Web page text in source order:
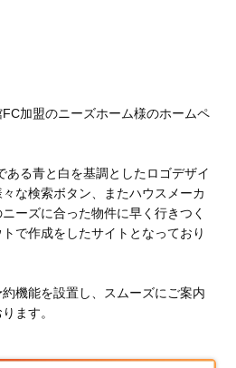
加盟のニーズホーム様のホームペ
ある青と白を基調としたロゴデザイ
な検索ボタン、またハウスメーカ
ーズに合った物件に早く行きつく
で作成をしたサイトとなっており
機能を設置し、スムーズにご案内
ます。